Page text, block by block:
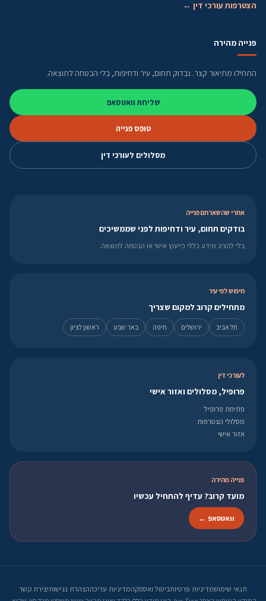
הצטרפות עורכי דין ←
פנייה מהירה
התחילו מתיאור קצר. נבדוק תחום, עיר ודחיפות, בלי הבטחה לתוצאה.
שליחת וואטסאפ
טופס פנייה
מסלולים לעורכי דין
אחרי שהשארתם פנייה
בודקים תחום, עיר ודחיפות לפני שממשיכים
בלי להציג מידע כללי כייעוץ אישי או הבטחה לתוצאה.
חיפוש לפי עיר
מתחילים קרוב למקום שצריך
תל אביב ירושלים חיפה באר שבע ראשון לציון
לעורכי דין
פרופיל, מסלולים ואזור אישי
פתיחת פרופיל
מסלולי הצטרפות
אזור אישי
פנייה מהירה
מועד קרוב? עדיף להתחיל עכשיו
וואטסאפ ←
תנאי שימושמדיניות פרטיותביטול ואספקהמדיניות עריכההצהרת נגישותיצירת קשר